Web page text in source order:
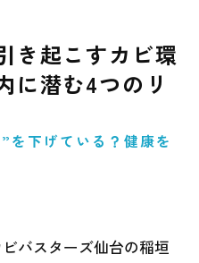
き起こすカビ環
に潜む4つのリ
を下げている？健康を
バスターズ仙台の稲垣